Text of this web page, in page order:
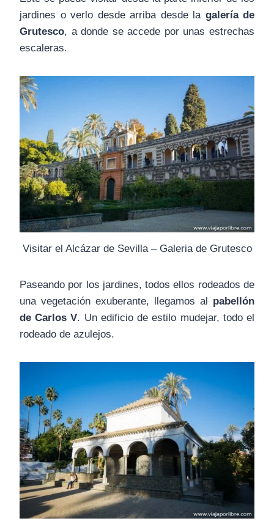
jardines o verlo desde arriba desde la galería de
Grutesco, a donde se accede por unas estrechas
escaleras.
Visitar el Alcázar de Sevilla – Galeria de Grutesco
Paseando por los jardines, todos ellos rodeados de
una vegetación exuberante, llegamos al pabellón
de Carlos V. Un edificio de estilo mudejar, todo el
rodeado de azulejos.